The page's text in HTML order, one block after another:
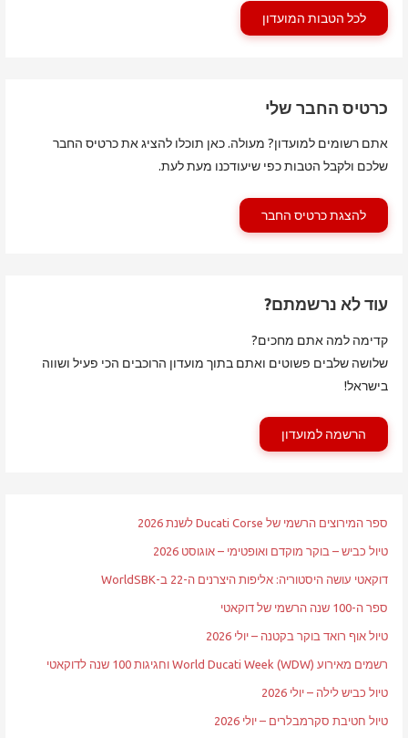
לכל הטבות המועדון
כרטיס החבר שלי
אתם רשומים למועדון? מעולה. כאן תוכלו להציג את כרטיס החבר
שלכם ולקבל הטבות כפי שיעודכנו מעת לעת.
להצגת כרטיס החבר
עוד לא נרשמתם?
קדימה למה אתם מחכים?
שלושה שלבים פשוטים ואתם בתוך מועדון הרוכבים הכי פעיל ושווה
בישראל!
הרשמה למועדון
ספר המירוצים הרשמי של Ducati Corse לשנת 2026
טיול כביש – בוקר מוקדם ואופטימי – אוגוסט 2026
דוקאטי עושה היסטוריה: אליפות היצרנים ה-22 ב-WorldSBK
ספר ה-100 שנה הרשמי של דוקאטי
טיול אוף רואד בוקר בקטנה – יולי 2026
רשמים מאירוע World Ducati Week (WDW) וחגיגות 100 שנה לדוקאטי
טיול כביש לילה – יולי 2026
טיול חטיבת סקרמבלרים – יולי 2026